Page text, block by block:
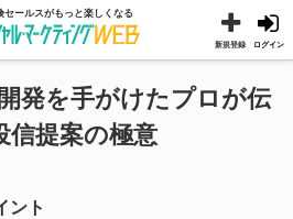
ログイン
新規登録
セールスがもっと楽しくなる
発を手がけたプロが伝
信提案の極意
ント